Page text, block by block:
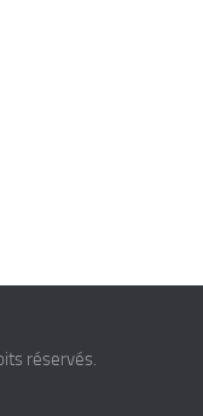
réservés.